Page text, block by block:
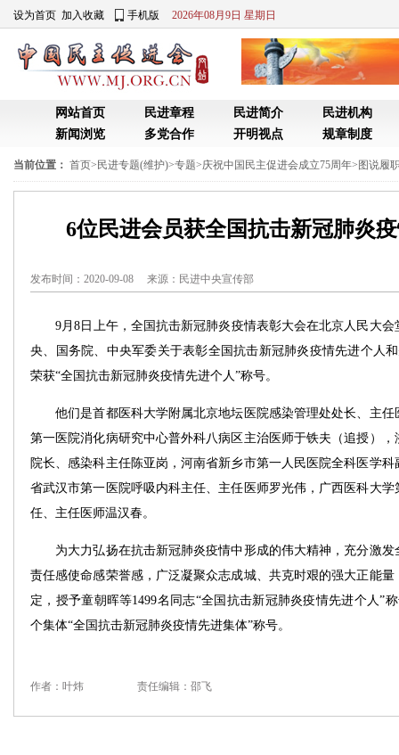
设为首页 加入收藏 手机版 2026年08月9日 星期日
网站首页 民进章程 民进简介
民进机构
新闻浏览
多党合作 开明视点 规章制度
当前位置： 首页> 民进专题(维护)>专题>庆祝中国民主促进会成立75周年> 图说履
6位民进会员获全国抗击新冠肺炎
发布时间：2020-09-08 来源： 民进中央宣传部
9月8日上午，全国抗击新冠肺炎疫情表彰大会在北京人民大会
央、国务院、中央军委关于表彰全国抗击新冠肺炎疫情先进个人
荣获“全国抗击新冠肺炎疫情先进个人”称号。
他们是首都医科大学附属北京地坛医院感染管理处处长、主任
第一医院消化病研究中心普外科八病区主治医师于铁夫（追授）
院长、感染科主任陈亚岗，河南省新乡市第一人民医院全科医学
省武汉市第一医院呼吸内科主任、主任医师罗光伟，广西医科大
任、主任医师温汉春。
为大力弘扬在抗击新冠肺炎疫情中形成的伟大精神，充分激发
责任感使命感荣誉感，广泛凝聚众志成城、共克时艰的强大正能
定，授予童朝晖等1499名同志“全国抗击新冠肺炎疫情先进个人”
个集体“全国抗击新冠肺炎疫情先进集体”称号。
作者：叶炜 责任编辑：邵飞